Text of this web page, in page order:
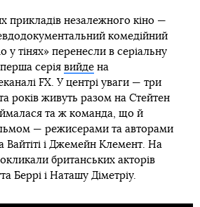
прикладів незалежного кіно —
комедійний
тінях» перенесли в серіальну
серія вийде на
FX. У центрі уваги — три
років живуть разом на Стейтен
та ж команда, що й
— режисерами та авторами
Вайтіті і Джемейн Клемент. На
британських акторів
Беррі і Наташу Діметріу.